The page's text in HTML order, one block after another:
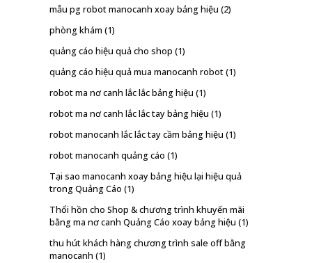
mẫu pg robot manocanh xoay bảng hiệu (2)
phòng khám (1)
quảng cáo hiệu quả cho shop (1)
quảng cáo hiệu quả mua manocanh robot(1)
robot ma nơ canh lắc lắc bảng hiệu (1)
robot ma nơ canh lắc lắc tay bảng hiệu (1)
robot manocanh lắc lắc tay cầm bảng hiệu (1)
robot manocanh quảng cáo (1)
Tại sao manocanh xoay bảng hiệu lại hiệu quả
trong Quảng Cáo (1)
Thổi hồn cho Shop & chương trình khuyến mãi
bằng ma nơ canh Quảng Cáo xoay bảng hiệu (1)
thu hút khách hàng chương trình sale off bằng
manocanh (1)